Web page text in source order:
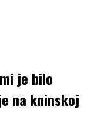
je bilo
na kninskoj